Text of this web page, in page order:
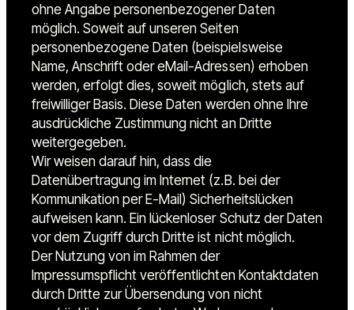
ohne Angabe personenbezogener Daten
möglich. Soweit auf unseren Seiten
personenbezogene Daten (beispielsweise
Name, Anschrift oder eMail-Adressen) erhoben
werden, erfolgt dies, soweit möglich, stets auf
freiwilliger Basis. Diese Daten werden ohne Ihre
ausdrückliche Zustimmung nicht an Dritte
weitergegeben.
Wir weisen darauf hin, dass die
Datenübertragung im Internet (z.B. bei der
Kommunikation per E-Mail) Sicherheitslücken
aufweisen kann. Ein lückenloser Schutz der Daten
vor dem Zugriff durch Dritte ist nicht möglich.
Der Nutzung von im Rahmen der
Impressumspflicht veröffentlichten Kontaktdaten
durch Dritte zur Übersendung von nicht